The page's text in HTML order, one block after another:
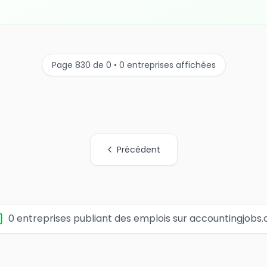
Page 830 de 0 • 0 entreprises affichées
Précédent
0 entreprises publiant des emplois sur